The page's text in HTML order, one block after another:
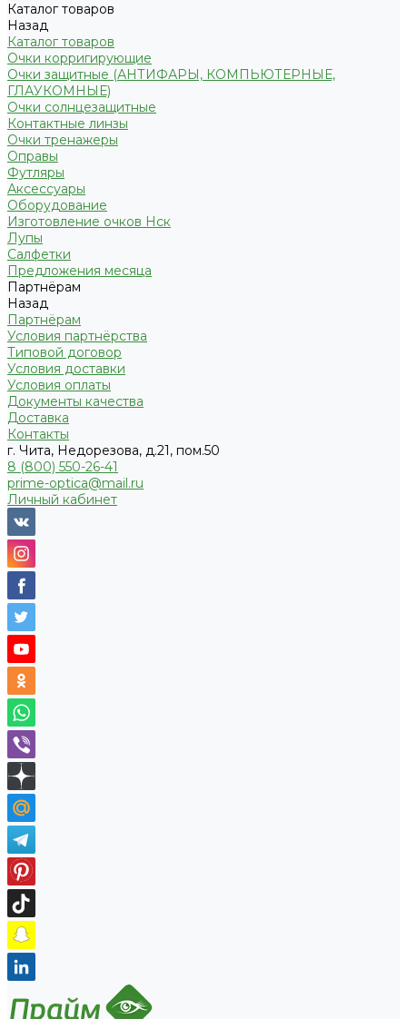
Каталог товаров
Назад
Каталог товаров
Очки корригирующие
Очки защитные (АНТИФАРЫ, КОМПЬЮТЕРНЫЕ,
ГЛАУКОМНЫЕ)
Очки солнцезащитные
Контактные линзы
Очки тренажеры
Оправы
Футляры
Аксессуары
Оборудование
Изготовление очков Нск
Лупы
Салфетки
Предложения месяца
Партнёрам
Назад
Партнёрам
Условия партнёрства
Типовой договор
Условия доставки
Условия оплаты
Документы качества
Доставка
Контакты
г. Чита, Недорезова, д.21, пом.50
8 (800) 550-26-41
prime-optica@mail.ru
Личный кабинет